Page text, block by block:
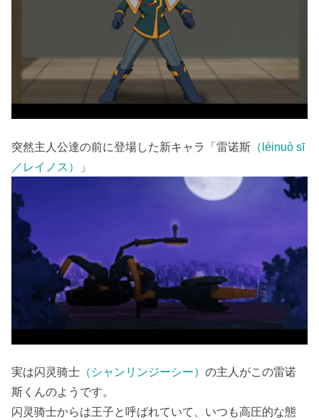
突然主人公達の前に登場した新キャラ「雷诺斯 （léinuò sī
／レイノス）
」
実は闪灵骑士 （シャンリンジーシー）の主人がこの雷诺
斯くんのようです。
闪灵骑士からは王子と呼ばれていて、いつも高圧的な態